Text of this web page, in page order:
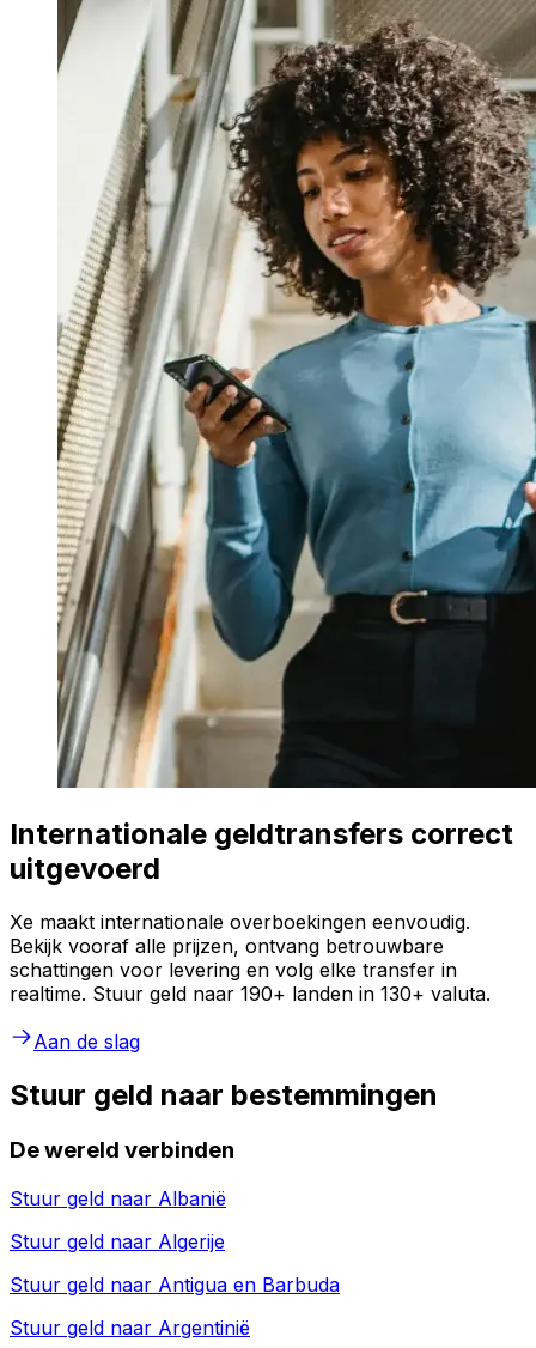
Internationale geldtransfers correct
uitgevoerd
Xe maakt internationale overboekingen eenvoudig.
Bekijk vooraf alle prijzen, ontvang betrouwbare
schattingen voor levering en volg elke transfer in
realtime. Stuur geld naar 190+ landen in 130+ valuta.
Aan de slag
Stuur geld naar bestemmingen
De wereld verbinden
Stuur geld naar Albanië
Stuur geld naar Algerije
Stuur geld naar Antigua en Barbuda
Stuur geld naar Argentinië